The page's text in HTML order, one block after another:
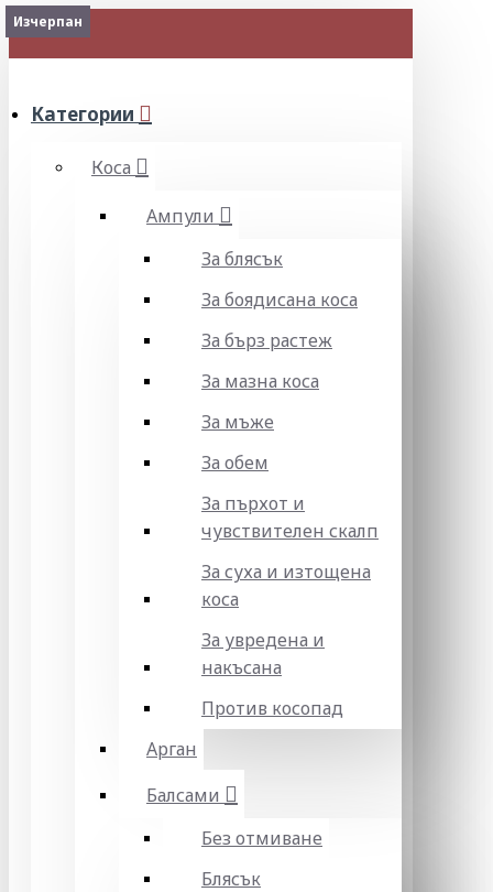
МЕНЮ
Категории
Коса
Ампули
За блясък
За боядисана коса
За бърз растеж
За мазна коса
За мъже
За обем
За пърхот и
чувствителен скалп
За суха и изтощена
коса
За увредена и
накъсана
Против косопад
Арган
Балсами
Без отмиване
Блясък
Изчерпан
Изчерпан